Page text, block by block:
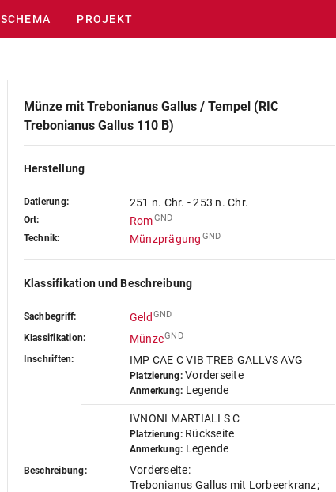
SCHEMA PROJEKT
Münze mit Trebonianus Gallus / Tempel (RIC
Trebonianus Gallus 110 B)
Herstellung
Datierung: 251 n. Chr. - 253 n. Chr.
Ort: RomGND
Technik: Münzprägung GND
Klassifikation und Beschreibung
Sachbegriff: Geld GND
Klassifikation: MünzeGND
Inschriften: IMP CAE C VIB TREB GALLVS AVG
Platzierung:Vorderseite
Anmerkung: Legende
IVNONI MARTIALI S C
Platzierung:Rückseite
Anmerkung: Legende
Beschreibung:
Vorderseite:
Trebonianus Gallus mit Lorbeerkranz;